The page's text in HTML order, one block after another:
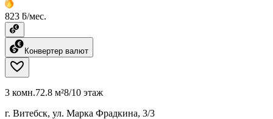
823 ƃ/мес.
Конвертер валют
3 комн.72.8 м²8/10 этаж
г. Витебск, ул. Марка Фрадкина, 3/3